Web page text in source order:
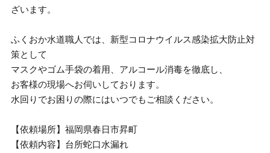
ざいます。
ふくおか水道職人では、新型コロナウイルス感染拡大防止対
策として
マスクやゴム手袋の着用、アルコール消毒を徹底し、
お客様の現場へお伺いしております。
水回りでお困りの際にはいつでもご相談ください。
【依頼場所】福岡県春日市昇町
【依頼内容】台所蛇口水漏れ